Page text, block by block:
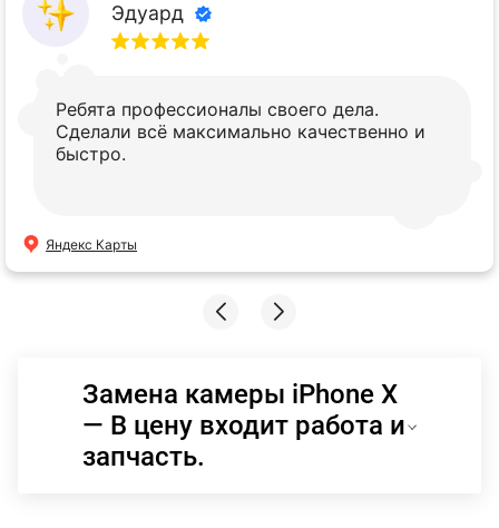
Эдуард
Ребята профессионалы своего дела.
Сделали всё максимально качественно и
быстро.
Яндекс Карты
Замена камеры iPhone X
— В цену входит работа и
запчасть.